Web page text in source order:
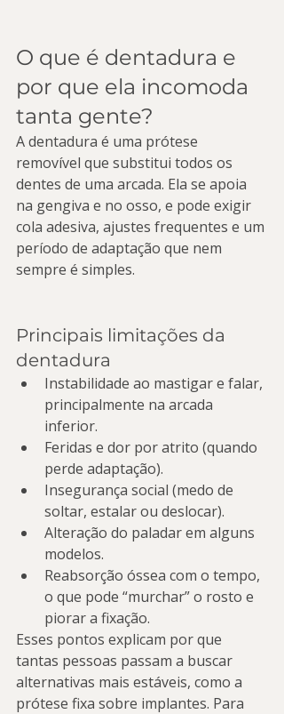
O que é dentadura e
por que ela incomoda
tanta gente?
A dentadura é uma prótese
removível que substitui todos os
dentes de uma arcada. Ela se apoia
na gengiva e no osso, e pode exigir
cola adesiva, ajustes frequentes e um
período de adaptação que nem
sempre é simples.
Principais limitações da
dentadura
Instabilidade ao mastigar e falar,
principalmente na arcada
inferior.
Feridas e dor por atrito (quando
perde adaptação).
Insegurança social (medo de
soltar, estalar ou deslocar).
Alteração do paladar em alguns
modelos.
Reabsorção óssea com o tempo,
o que pode “murchar” o rosto e
piorar a fixação.
Esses pontos explicam por que
tantas pessoas passam a buscar
alternativas mais estáveis, como a
prótese fixa sobre implantes. Para